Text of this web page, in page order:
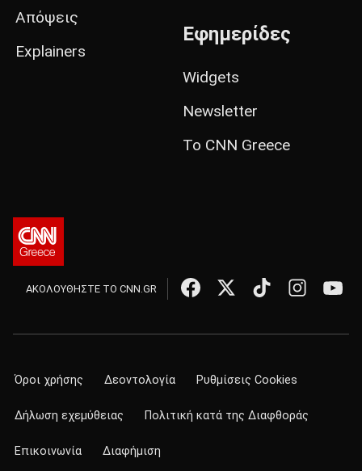
Απόψεις
Explainers
Εφημερίδες
Widgets
Newsletter
Το CNN Greece
ΑΚΟΛΟΥΘΗΣΤΕ ΤΟ CNN.GR
Όροι χρήσης Δεοντολογία Ρυθμίσεις Cookies
Δήλωση εχεμύθειας Πολιτική κατά της Διαφθοράς
Επικοινωνία Διαφήμιση